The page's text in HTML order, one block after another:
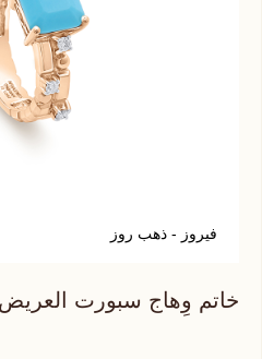
فيروز - ذهب روز
خاتم وِهاج سبورت العريض